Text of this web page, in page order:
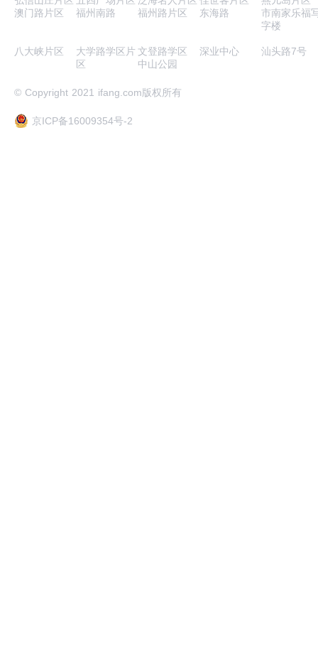
澳门路片区
福州南路 福州路片区 东海路
市南家乐福
字楼
八大峡片区
大学路学区片
区
文登路学区 深业中心
汕头路7号
中山公园
© Copyright 2021 ifang.com版权所有
京ICP备16009354号-2